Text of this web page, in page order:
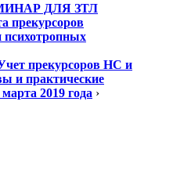
ДЛЯ ЗТЛ
прекурсоров
психотропных
прекурсоров НС и
и практические
2019 года ›